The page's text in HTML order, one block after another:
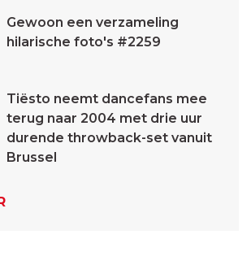
Gewoon een verzameling
hilarische foto's #2259
Tiësto neemt dancefans mee
terug naar 2004 met drie uur
durende throwback-set vanuit
Brussel